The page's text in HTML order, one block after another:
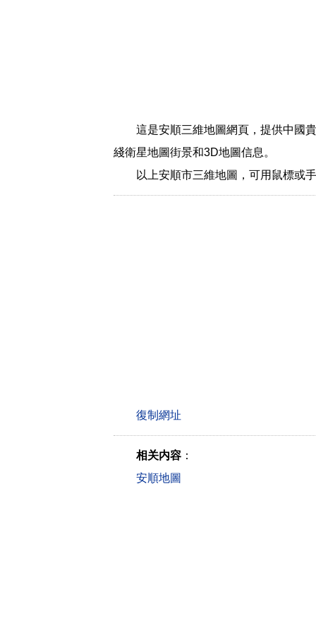
這是安順三維地圖網頁，提供中國
綫衛星地圖街景和3D地圖信息。
以上安順市三維地圖，可用鼠標或
相关内容 ：
安順地圖